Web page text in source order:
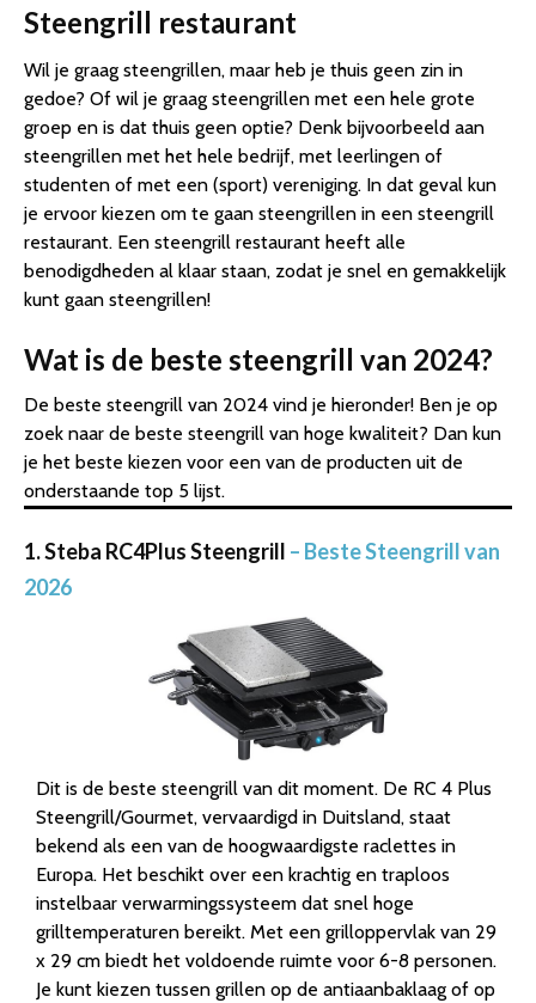
Steengrill restaurant
Wil je graag steengrillen, maar heb je thuis geen zin in
gedoe? Of wil je graag steengrillen met een hele grote
groep en is dat thuis geen optie? Denk bijvoorbeeld aan
steengrillen met het hele bedrijf, met leerlingen of
studenten of met een (sport) vereniging. In dat geval kun
je ervoor kiezen om te gaan steengrillen in een steengrill
restaurant. Een steengrill restaurant heeft alle
benodigdheden al klaar staan, zodat je snel en gemakkelijk
kunt gaan steengrillen!
Wat is de beste steengrill van 2024?
De beste steengrill van 2024 vind je hieronder! Ben je op
zoek naar de beste steengrill van hoge kwaliteit? Dan kun
je het beste kiezen voor een van de producten uit de
onderstaande top 5 lijst.
1. Steba RC4Plus Steengrill – Beste Steengrill van
2026
Dit is de beste steengrill van dit moment. De RC 4 Plus
Steengrill/Gourmet, vervaardigd in Duitsland, staat
bekend als een van de hoogwaardigste raclettes in
Europa. Het beschikt over een krachtig en traploos
instelbaar verwarmingssysteem dat snel hoge
grilltemperaturen bereikt. Met een grilloppervlak van 29
x 29 cm biedt het voldoende ruimte voor 6-8 personen.
Je kunt kiezen tussen grillen op de antiaanbaklaag of op